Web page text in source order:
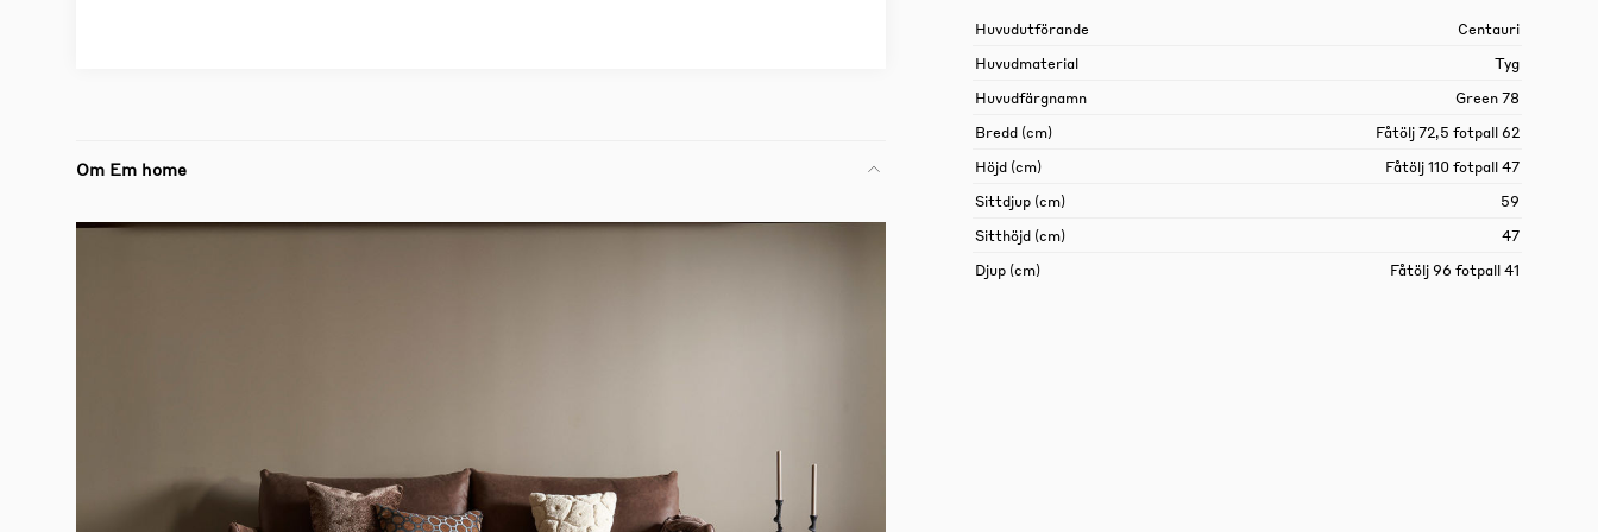
Om Em home
Huvudutförande
Centauri
Huvudmaterial
Tyg
Huvudfärgnamn
Green 78
Bredd (cm)
Fåtölj 72,5 fotpall 62
Höjd (cm)
Fåtölj 110 fotpall 47
Sittdjup (cm)
59
Sitthöjd (cm)
47
Djup (cm)
Fåtölj 96 fotpall 41